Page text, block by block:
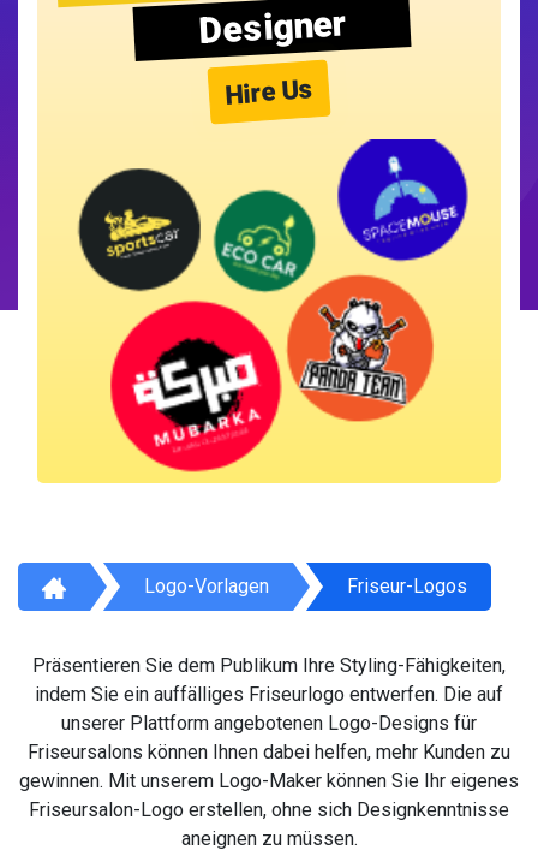
Designer
Hire Us
Logo-Vorlagen Friseur-Logos
Präsentieren Sie dem Publikum Ihre Styling-Fähigkeiten,
indem Sie ein auffälliges Friseurlogo entwerfen. Die auf
unserer Plattform angebotenen Logo-Designs für
Friseursalons können Ihnen dabei helfen, mehr Kunden zu
gewinnen. Mit unserem Logo-Maker können Sie Ihr eigenes
Friseursalon-Logo erstellen, ohne sich Designkenntnisse
aneignen zu müssen.